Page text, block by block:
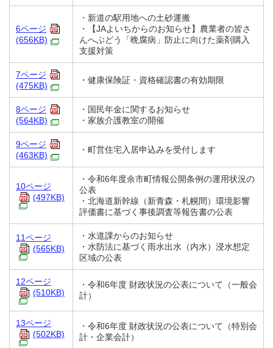
6ページ
(656KB)
・新道の駅用地への土砂運搬
・【JAよいちからのお知らせ】農業者の皆さ
んへぶどう「晩腐病」防止に向けた薬剤購入
支援対策
7ページ
(475KB)
・健康保険証・資格確認書の有効期限
8ページ
(564KB)
・国民年金に関するお知らせ
・家族介護教室の開催
9ページ
(463KB)
・町営住宅入居申込みを受付します
10ページ
(497KB)
・令和6年度余市町情報公開条例の運用状況の
公表
・北海道新幹線（新青森・札幌間）環境影響
評価書に基づく事後調査等報告書の公表
11ページ
(565KB)
・水道課からのお知らせ
・水防法に基づく雨水出水（内水）浸水想定
区域の公表
12ページ
(510KB)
・令和6年度 財政状況の公表について（一般会
計）
13ページ
(502KB)
・令和6年度 財政状況の公表について（特別会
計・企業会計）